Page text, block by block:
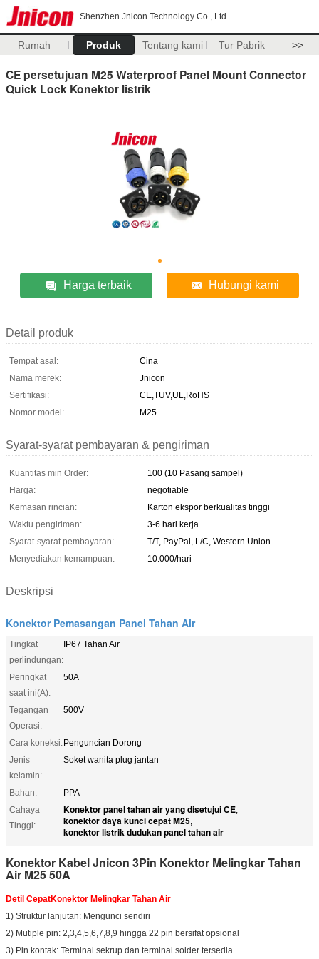
Shenzhen Jnicon Technology Co., Ltd.
Rumah Produk Tentang kami Tur Pabrik >>
CE persetujuan M25 Waterproof Panel Mount Connector
Quick Lock Konektor listrik
Harga terbaik Hubungi kami
Detail produk
Tempat asal:
Cina
Nama merek:
Jnicon
Sertifikasi:
CE,TUV,UL,RoHS
Nomor model:
M25
Syarat-syarat pembayaran & pengiriman
Kuantitas min Order:
100 (10 Pasang sampel)
Harga:
negotiable
Kemasan rincian:
Karton ekspor berkualitas tinggi
Waktu pengiriman:
3-6 hari kerja
Syarat-syarat pembayaran:
T/T, PayPal, L/C, Western Union
Menyediakan kemampuan:
10.000/hari
Deskripsi
Konektor Pemasangan Panel Tahan Air
Tingkat
perlindungan:
IP67 Tahan Air
Peringkat
saat ini(A):
50A
Tegangan
Operasi:
500V
Cara koneksi:Penguncian Dorong
Jenis
kelamin:
Soket wanita plug jantan
Bahan:
PPA
Cahaya
Tinggi:
Konektor panel tahan air yang disetujui CE,
konektor daya kunci cepat M25,
konektor listrik dudukan panel tahan air
Konektor Kabel Jnicon 3Pin Konektor Melingkar Tahan
Air M25 50A
Detil CepatKonektor Melingkar Tahan Air
1) Struktur lanjutan: Mengunci sendiri
2) Mutiple pin: 2,3,4,5,6,7,8,9 hingga 22 pin bersifat opsional
3) Pin kontak: Terminal sekrup dan terminal solder tersedia